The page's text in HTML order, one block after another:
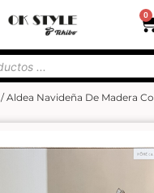
0
/ Aldea Navideña De Madera